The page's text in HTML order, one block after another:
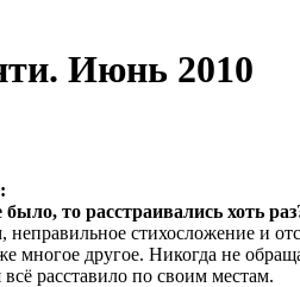
Июнь 2010
то расстраивались хоть
стихосложение и
многое другое. Никогда не
расставило по своим местам.